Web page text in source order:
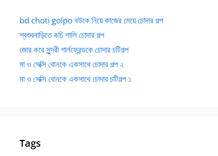
bd choti golpo বউকে নিয়ে কাজের মেয়ে চোদার গল্প
শ্বশুরবাড়িতে কচি শালি চোদার গল্প
জোর করে সুন্দরী গার্লফ্রেন্ডকে চোদার চটিগল্প
মা ও সেক্সি বোনকে একসাথে চোদার গল্প ২
মা ও সেক্সি বোনকে একসাথে চোদার চটিগল্প ১
Tags